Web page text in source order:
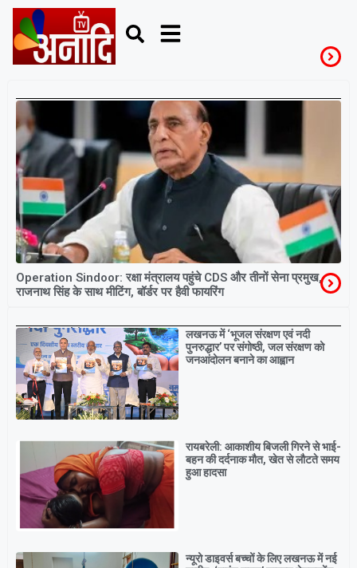
OperationSindhoor
Operation Sindoor: रक्षा मंत्रालय पहुंचे CDS और तीनों सेना प्रमुख,
राजनाथ सिंह के साथ मीटिंग, बॉर्डर पर हैवी फायरिंग
Breaking
लखनऊ में ‘भूजल संरक्षण एवं नदी
पुनरुद्धार’ पर संगोष्ठी, जल संरक्षण को
जनआंदोलन बनाने का आह्वान
रायबरेली: आकाशीय बिजली गिरने से भाई-
बहन की दर्दनाक मौत, खेत से लौटते समय
हुआ हादसा
न्यूरो डाइवर्स बच्चों के लिए लखनऊ में नई